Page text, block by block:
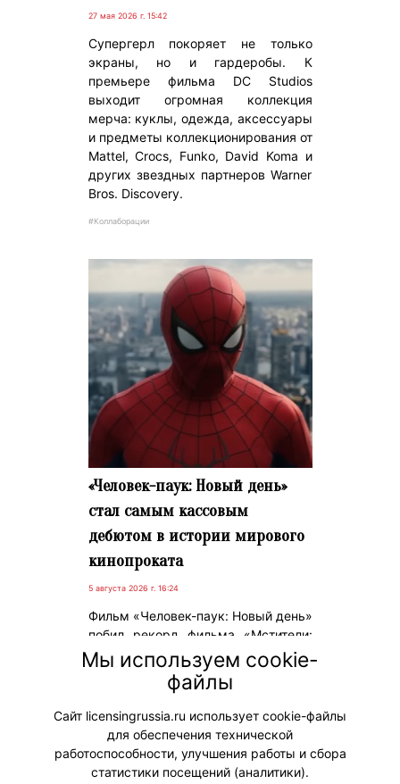
27 мая 2026 г. 15:42
Супергерл покоряет не только
экраны, но и гардеробы. К
премьере фильма DC Studios
выходит огромная коллекция
мерча: куклы, одежда, аксессуары
и предметы коллекционирования от
Mattel, Crocs, Funko, David Koma и
других звездных партнеров Warner
Bros. Discovery.
#Коллаборации
«Человек-паук: Новый день»
стал самым кассовым
дебютом в истории мирового
кинопроката
5 августа 2026 г. 16:24
Фильм «Человек-паук: Новый день»
побил рекорд фильма «Мстители:
Финал» по кассовым сборам и
официально стал самым
успешным дебютом в истории
кинопроката.
#ПродвижениеБренда
Мы используем cookie-
файлы
Сайт licensingrussia.ru использует cookie-файлы
для обеспечения технической
работоспособности, улучшения работы и сбора
статистики посещений (аналитики).